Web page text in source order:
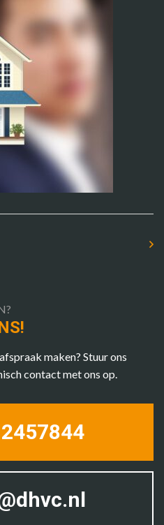
maken? Stuur ons
contact met ons op.